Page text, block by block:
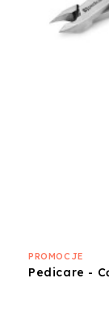
PROMOCJE
Pedicare -